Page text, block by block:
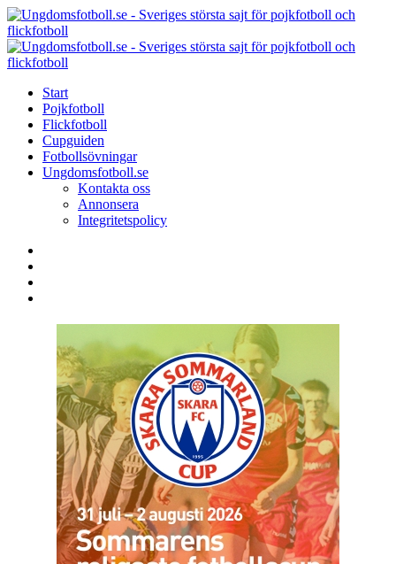
Menu
Search
Menu
Start
Pojkfotboll
Flickfotboll
Cupguiden
Fotbollsövningar
Ungdomsfotboll.se
Kontakta oss
Annonsera
Integritetspolicy